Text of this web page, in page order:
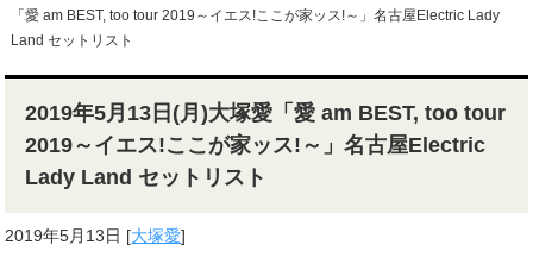
「愛 am BEST, too tour 2019～イエス!ここが家ッス!～」名古屋Electric Lady
Land セットリスト
2019年5月13日(月)大塚愛「愛 am BEST, too tour
2019～イエス!ここが家ッス!～」名古屋Electric
Lady Land セットリスト
2019年5月13日 [大塚愛]